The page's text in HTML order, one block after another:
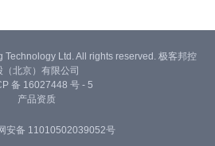
Ltd. All rights reserved. 极客邦控
（北京）有限公司
备 16027448 号 - 5
产品资质
安备 11010502039052号